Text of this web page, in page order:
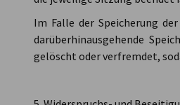
Im Falle der Speicherung
darüberhinausgehende
gelöscht oder verfremdet,